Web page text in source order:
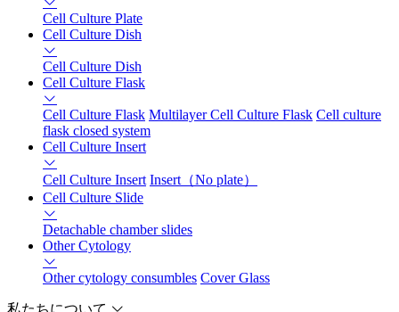
Cell Culture Plate
Cell Culture Dish
Cell Culture Dish
Cell Culture Flask
Cell Culture Flask Multilayer Cell Culture Flask Cell culture
flask closed system
Cell Culture Insert
Cell Culture Insert Insert（No plate）
Cell Culture Slide
Detachable chamber slides
Other Cytology
Other cytology consumbles Cover Glass
私たちについて